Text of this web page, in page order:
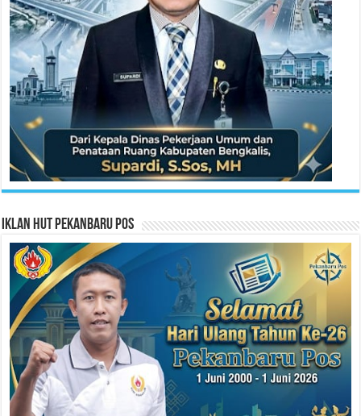
Iklan HUT Pekanbaru Pos